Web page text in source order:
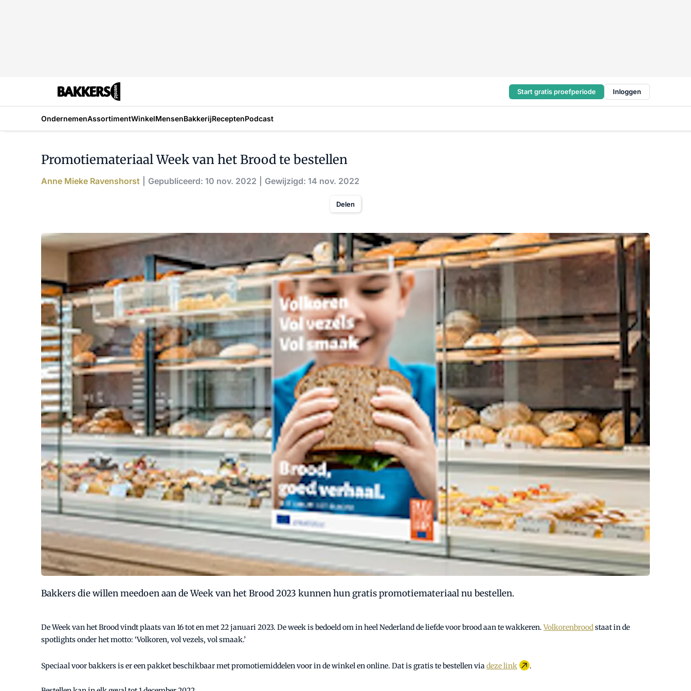
Start gratis proefperiode Inloggen
OndernemenAssortimentWinkelMensenBakkerijReceptenPodcast
Promotiemateriaal Week van het Brood te bestellen
Anne Mieke Ravenshorst Gepubliceerd: 10 nov. 2022 Gewijzigd: 14 nov. 2022
Delen
Bakkers die willen meedoen aan de Week van het Brood 2023 kunnen hun gratis promotiemateriaal nu bestellen.
De Week van het Brood vindt plaats van 16 tot en met 22 januari 2023. De week is bedoeld om in heel Nederland de liefde voor brood aan te wakkeren. Volkorenbroodstaat in de
spotlights onder het motto: ‘Volkoren, vol vezels, vol smaak.’
Speciaal voor bakkers is er een pakket beschikbaar met promotiemiddelen voor in de winkel en online. Dat is gratis te bestellen viadeze link .